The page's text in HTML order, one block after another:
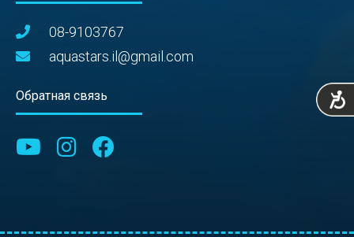
08-9103767
aquastars.il@gmail.com
Обратная связь